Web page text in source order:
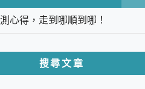
心得，走到哪順到哪！
3 2.5K高畫質戶外攝影機 開箱 評
搜尋文章